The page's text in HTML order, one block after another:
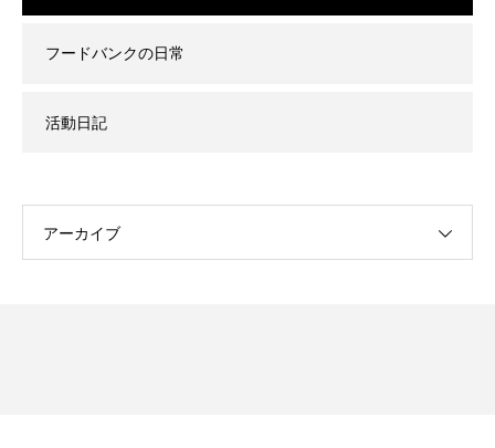
フードバンクの日常
活動日記
アーカイブ